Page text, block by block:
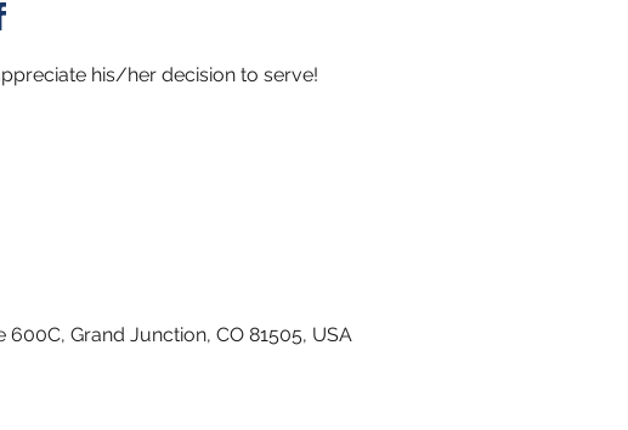
his/her decision to serve!
Grand Junction, CO 81505, USA